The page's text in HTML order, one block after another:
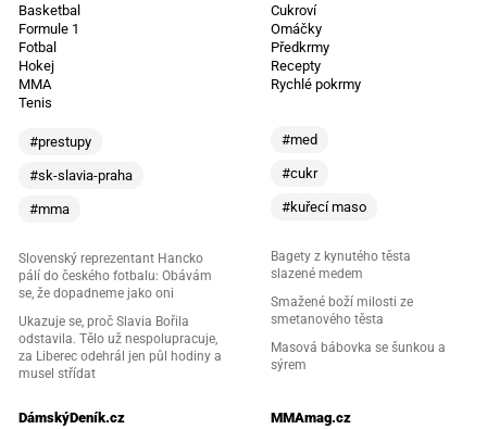
Basketbal
Formule 1
Fotbal
Hokej
MMA
Tenis
#prestupy
#sk-slavia-praha
#mma
Slovenský reprezentant Hancko
pálí do českého fotbalu: Obávám
se, že dopadneme jako oni
Ukazuje se, proč Slavia Bořila
odstavila. Tělo už nespolupracuje,
za Liberec odehrál jen půl hodiny a
musel střídat
Cukroví
Omáčky
Předkrmy
Recepty
Rychlé pokrmy
#med
#cukr
#kuřecí maso
Bagety z kynutého těsta
slazené medem
Smažené boží milosti ze
smetanového těsta
Masová bábovka se šunkou a
sýrem
DámskýDeník.cz
MMAmag.cz